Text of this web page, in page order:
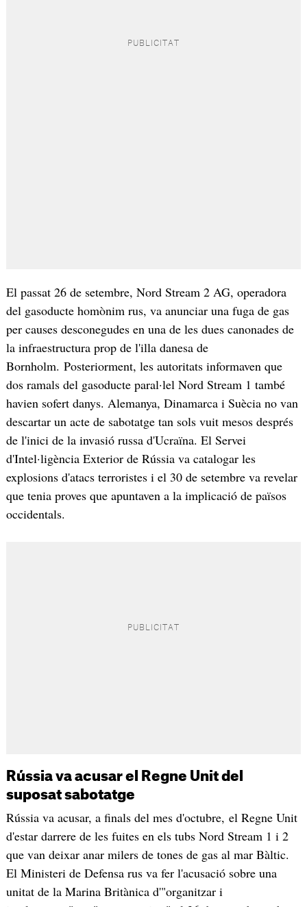
El passat 26 de setembre, Nord Stream 2 AG, operadora
del gasoducte homònim rus, va anunciar una fuga de gas
per causes desconegudes en una de les dues canonades de
la infraestructura prop de l'illa danesa de
Bornholm. Posteriorment, les autoritats informaven que
dos ramals del gasoducte paral·lel Nord Stream 1 també
havien sofert danys. Alemanya, Dinamarca i Suècia no van
descartar un acte de sabotatge tan sols vuit mesos després
de l'inici de la invasió russa d'Ucraïna. El Servei
d'Intel·ligència Exterior de Rússia va catalogar les
explosions d'atacs terroristes i el 30 de setembre va revelar
que tenia proves que apuntaven a la implicació de països
occidentals.
Rússia va acusar el Regne Unit del
suposat sabotatge
Rússia va acusar, a finals del mes d'octubre, el Regne Unit
d'estar darrere de les fuites en els tubs Nord Stream 1 i 2
que van deixar anar milers de tones de gas al mar Bàltic.
El Ministeri de Defensa rus va fer l'acusació sobre una
unitat de la Marina Britànica d'"organitzar i